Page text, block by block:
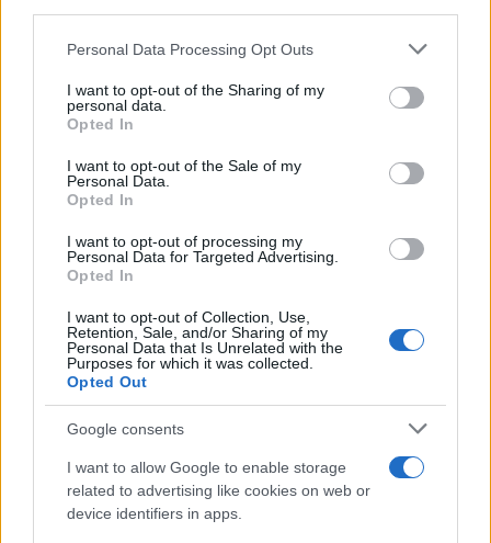
Please note that this website/app uses one or more Google
not limited to your visit or usage behaviour. You may click to
grant or deny consent to Google and its third-party tags to
use your data for below specified purposes in below Google
consent section.
Personal Data Processing Opt Outs
I want to opt-out of the Sharing of my
personal data.
Opted In
I want to opt-out of the Sale of my
Personal Data.
Opted In
I want to opt-out of processing my
Personal Data for Targeted Advertising.
Opted In
I want to opt-out of Collection, Use,
Retention, Sale, and/or Sharing of my
Personal Data that Is Unrelated with the
Purposes for which it was collected.
Opted Out
Google consents
I want to allow Google to enable storage
related to advertising like cookies on web or
device identifiers in apps.
HÍRLEVÉL
E-mail cím
Feliratkozom a hírlevélre és elfogadom az
szabályzatot!
Open Orfű: mozgás, zene, közösség
Augusztus első hétvégéjén (augusztus 1-2.) a Pécsi-tó partja